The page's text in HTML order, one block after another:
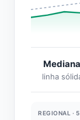
Mediana
linha
REGIONAL ·